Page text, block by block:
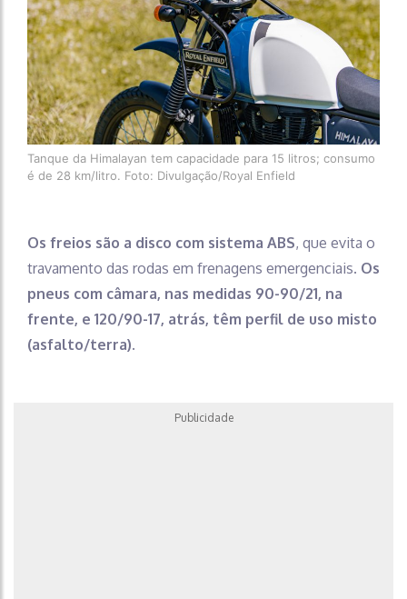
Tanque da Himalayan tem capacidade para 15 litros; consumo
é de 28 km/litro. Foto: Divulgação/Royal Enfield
Os freios são a disco com sistema ABS, que evita o
travamento das rodas em frenagens emergenciais. Os
pneus com câmara, nas medidas 90-90/21, na
frente, e 120/90-17, atrás, têm perfil de uso misto
(asfalto/terra).
Publicidade